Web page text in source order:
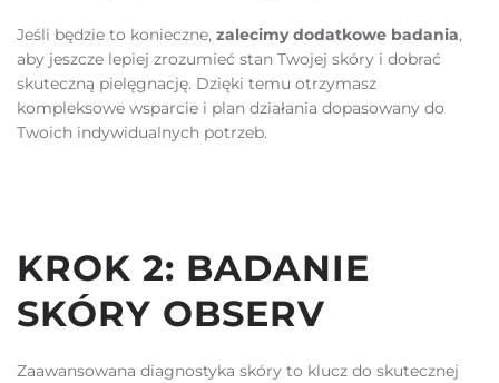
Jeśli będzie to konieczne, zalecimy dodatkowe badania,
aby jeszcze lepiej zrozumieć stan Twojej skóry i dobrać
skuteczną pielęgnację. Dzięki temu otrzymasz
kompleksowe wsparcie i plan działania dopasowany do
Twoich indywidualnych potrzeb.
KROK 2: BADANIE
SKÓRY OBSERV
Zaawansowana diagnostyka skóry to klucz do skutecznej